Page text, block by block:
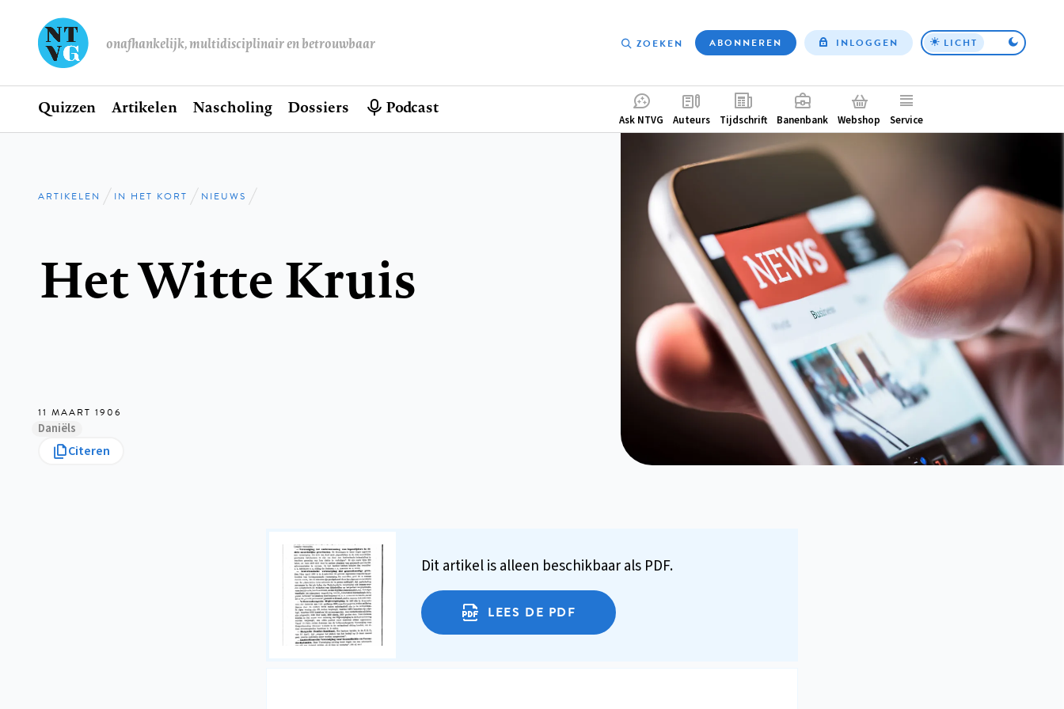
onafhankelijk, multidisciplinair en betrouwbaar
Top
ZOEKEN ABONNEREN INLOGGEN LICHT
Hoofdnavigatie
Home
Quizzen Artikelen Nascholing Dossiers Podcast
Complementair
Ask NTVG Auteurs Tijdschrift Banenbank Webshop Service
Kruimelpad
ARTIKELEN IN HET KORT NIEUWS
Het Witte Kruis
11 MAART 1906
Daniëls
Citeren
Dit artikel is alleen beschikbaar als PDF.
LEES DE PDF